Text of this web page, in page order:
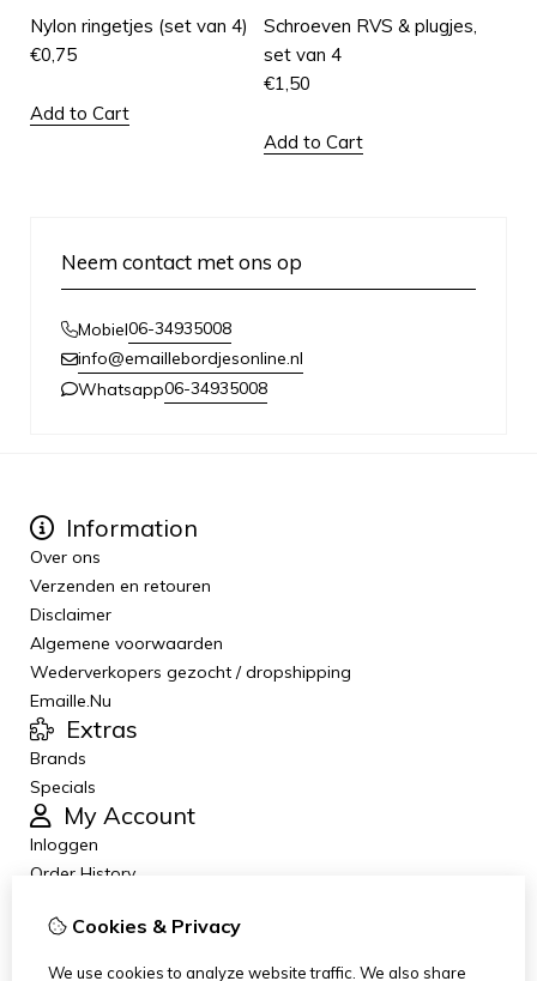
Nylon ringetjes (set van 4)
€0,75
Add to Cart
Schroeven RVS & plugjes,
set van 4
€1,50
Add to Cart
Neem contact met ons op
Mobiel06-34935008
info@emaillebordjesonline.nl
Whatsapp06-34935008
Information
Over ons
Verzenden en retouren
Disclaimer
Algemene voorwaarden
Wederverkopers gezocht / dropshipping
Emaille.Nu
Extras
Brands
Specials
My Account
Inloggen
Order History
Newsletter
Customer Service
Cookies & Privacy
We use cookies to analyze website traffic. We also share